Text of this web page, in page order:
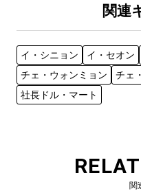
関連
イ・シニョン イ・セオン
チェ・ウォンミョン
チェ
社長ドル・マート
関